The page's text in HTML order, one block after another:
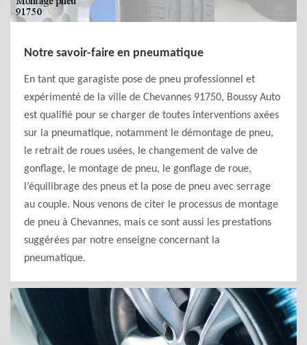
Notre savoir-faire en pneumatique
En tant que garagiste pose de pneu professionnel et
expérimenté de la ville de Chevannes 91750, Boussy Auto
est qualifié pour se charger de toutes interventions axées
sur la pneumatique, notamment le démontage de pneu,
le retrait de roues usées, le changement de valve de
gonflage, le montage de pneu, le gonflage de roue,
l’équilibrage des pneus et la pose de pneu avec serrage
au couple. Nous venons de citer le processus de montage
de pneu à Chevannes, mais ce sont aussi les prestations
suggérées par notre enseigne concernant la
pneumatique.